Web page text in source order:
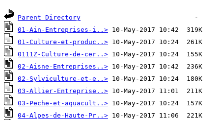
Parent Directory
01-Ain-Entreprises-i..>
01-Culture-et-produc..>
0111Z-Culture-de-cer..>
02-Aisne-Entreprises..>
02-Sylviculture-et-e..>
03-Allier-Entreprise..>
03-Peche-et-aquacult..>
04-Alpes-de-Haute-Pr..>